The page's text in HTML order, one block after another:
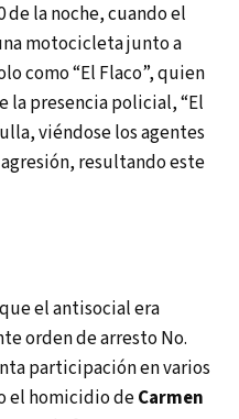
de la noche, cuando el
motocicleta junto a
como “El Flaco”, quien
la presencia policial, “El
viéndose los agentes
resultando este
el antisocial era
orden de arresto No.
participación en varios
el homicidio deCarmen